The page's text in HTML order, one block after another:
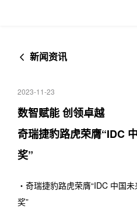
捷豹XFL
企业
探索智
媒体
新闻资讯
2023-11-23
数智赋能 创领卓越
奇瑞捷豹路虎荣膺“IDC
奖”
・奇瑞捷豹路虎荣膺“IDC 中国
奖”